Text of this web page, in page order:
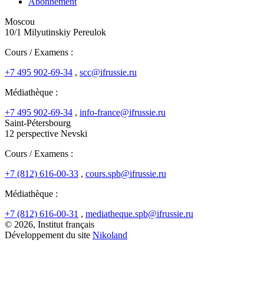
Moscou
10/1 Milyutinskiy Pereulok
Cours / Examens :
+7 495 902-69-34 , scc@ifrussie.ru
Médiathèque :
+7 495 902-69-34 , info-france@ifrussie.ru
Saint-Pétersbourg
12 perspective Nevski
Cours / Examens :
+7 (812) 616-00-33 , cours.spb@ifrussie.ru
Médiathèque :
+7 (812) 616-00-31 , mediatheque.spb@ifrussie.ru
© 2026, Institut français
Développement du site Nikoland